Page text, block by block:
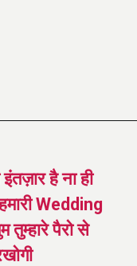
है ना ही
Wedding
तुम्हारे पैरो से